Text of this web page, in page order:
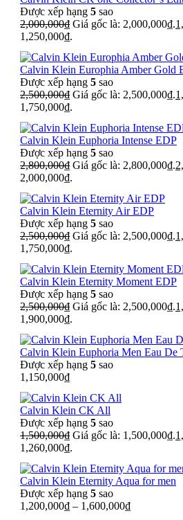
Được xếp hạng 5 sao
2,000,000₫ Giá gốc là: 2,000,000₫.
1,250,000₫.
Calvin Klein Europhia Amber Gold
Được xếp hạng 5 sao
2,500,000₫ Giá gốc là: 2,500,000₫.
1,750,000₫.
Calvin Klein Euphoria Intense EDP
Được xếp hạng 5 sao
2,800,000₫ Giá gốc là: 2,800,000₫.
2,000,000₫.
Calvin Klein Eternity Air EDP
Được xếp hạng 5 sao
2,500,000₫ Giá gốc là: 2,500,000₫.
1,750,000₫.
Calvin Klein Eternity Moment EDP
Được xếp hạng 5 sao
2,500,000₫ Giá gốc là: 2,500,000₫.
1,900,000₫.
Calvin Klein Euphoria Men Eau De
Được xếp hạng 5 sao
1,150,000₫
Calvin Klein CK All
Được xếp hạng 5 sao
1,500,000₫ Giá gốc là: 1,500,000₫.
1,260,000₫.
Calvin Klein Eternity Aqua for men
Được xếp hạng 5 sao
1,200,000₫ – 1,600,000₫